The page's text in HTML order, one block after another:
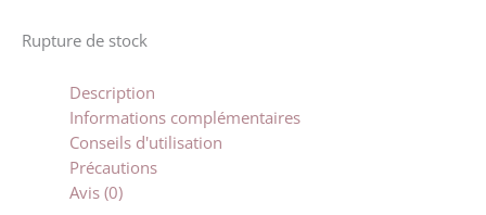
Rupture de stock
Description
Informations complémentaires
Conseils d'utilisation
Précautions
Avis (0)